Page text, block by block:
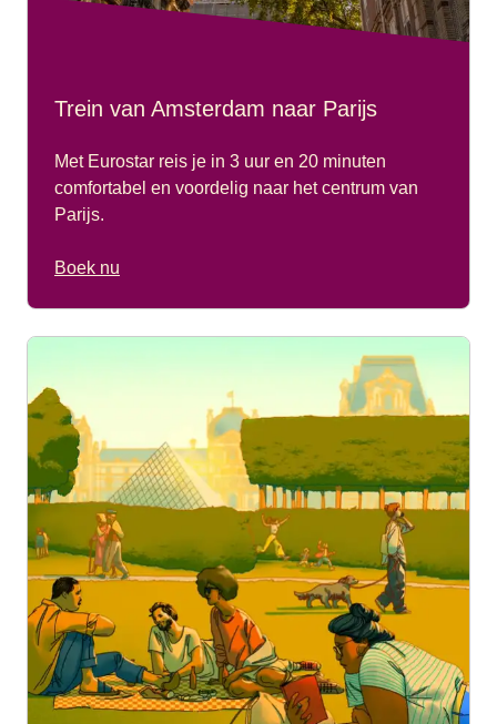
Trein van Amsterdam naar Parijs
Met Eurostar reis je in 3 uur en 20 minuten
comfortabel en voordelig naar het centrum van
Parijs.
Boek nu